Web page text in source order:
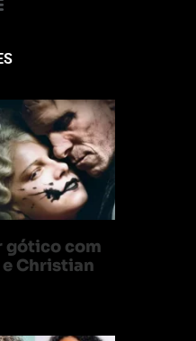
com
Christian